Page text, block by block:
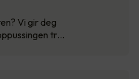
Vi gir deg
tr…